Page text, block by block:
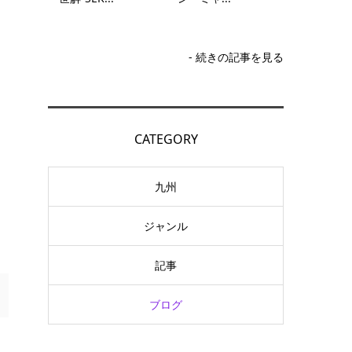
- 続きの記事を見る
CATEGORY
九州
ジャンル
記事
ブログ